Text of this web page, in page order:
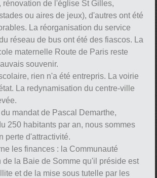
rénovation de l'église St Gilles,
ou aires de jeux), d'autres ont été
La réorganisation du service
réseau de bus ont été des fiascos. La
maternelle Route de Paris reste
souvenir.
rien n'a été entrepris. La voirie
La redynamisation du centre-ville
mandat de Pascal Demarthe,
250 habitants par an, nous sommes
perte d'attractivité.
les finances : la Communauté
de la Baie de Somme qu'il préside est
et de la mise sous tutelle par les